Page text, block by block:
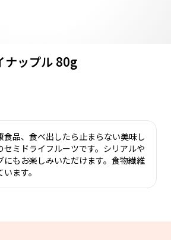
ナップル 80g
食品、食べ出したら止まらない美味し
セミドライフルーツです。シリアルや
にもお楽しみいただけます。食物繊維
ます。